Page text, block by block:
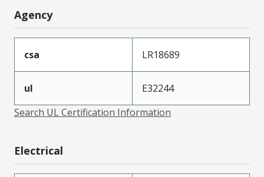
Agency
csa LR18689
ul
E32244
Search UL Certification Information
Electrical